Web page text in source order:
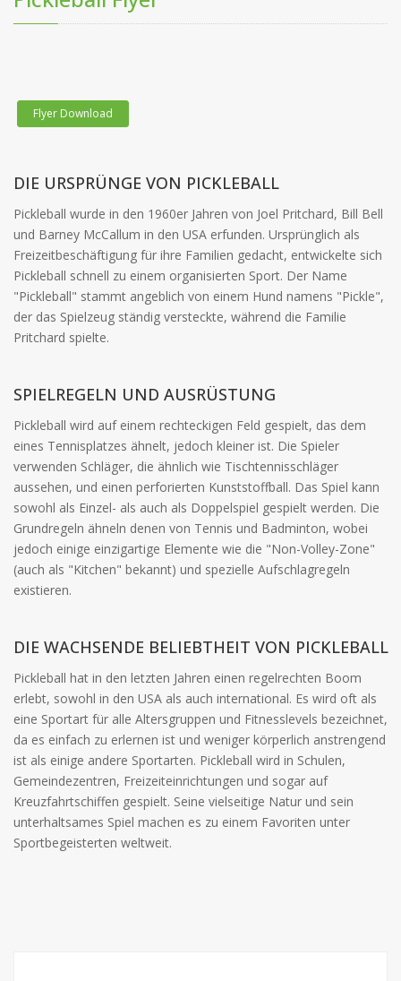
Flyer Download
DIE URSPRÜNGE VON PICKLEBALL
Pickleball wurde in den 1960er Jahren von Joel Pritchard, Bill Bell
und Barney McCallum in den USA erfunden. Ursprünglich als
Freizeitbeschäftigung für ihre Familien gedacht, entwickelte sich
Pickleball schnell zu einem organisierten Sport. Der Name
"Pickleball" stammt angeblich von einem Hund namens "Pickle",
der das Spielzeug ständig versteckte, während die Familie
Pritchard spielte.
SPIELREGELN UND AUSRÜSTUNG
Pickleball wird auf einem rechteckigen Feld gespielt, das dem
eines Tennisplatzes ähnelt, jedoch kleiner ist. Die Spieler
verwenden Schläger, die ähnlich wie Tischtennisschläger
aussehen, und einen perforierten Kunststoffball. Das Spiel kann
sowohl als Einzel- als auch als Doppelspiel gespielt werden. Die
Grundregeln ähneln denen von Tennis und Badminton, wobei
jedoch einige einzigartige Elemente wie die "Non-Volley-Zone"
(auch als "Kitchen" bekannt) und spezielle Aufschlagregeln
existieren.
DIE WACHSENDE BELIEBTHEIT VON PICKLEBALL
Pickleball hat in den letzten Jahren einen regelrechten Boom
erlebt, sowohl in den USA als auch international. Es wird oft als
eine Sportart für alle Altersgruppen und Fitnesslevels bezeichnet,
da es einfach zu erlernen ist und weniger körperlich anstrengend
ist als einige andere Sportarten. Pickleball wird in Schulen,
Gemeindezentren, Freizeiteinrichtungen und sogar auf
Kreuzfahrtschiffen gespielt. Seine vielseitige Natur und sein
unterhaltsames Spiel machen es zu einem Favoriten unter
Sportbegeisterten weltweit.